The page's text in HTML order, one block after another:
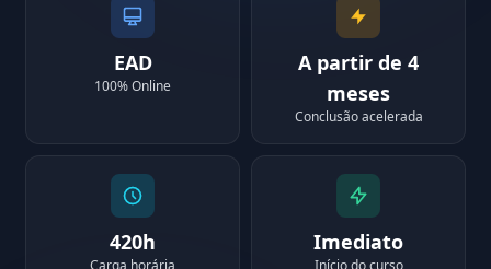
EAD
100% Online
A partir de 4
meses
Conclusão acelerada
420h
Carga horária
Imediato
Início do curso